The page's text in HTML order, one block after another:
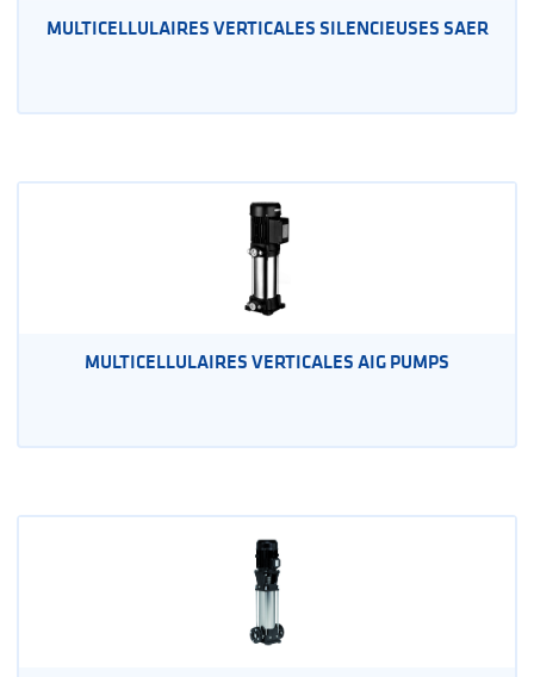
MULTICELLULAIRES VERTICALES SILENCIEUSES SAER
MULTICELLULAIRES VERTICALES AIG PUMPS